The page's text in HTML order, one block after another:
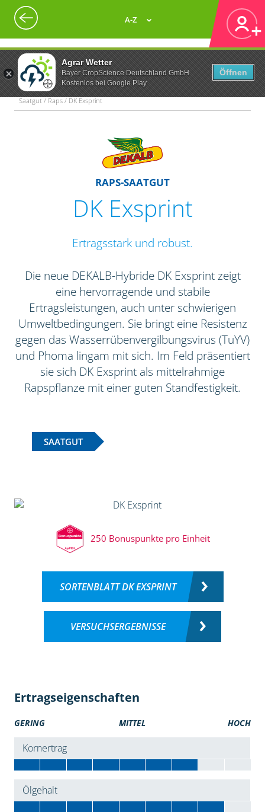
Agrar Wetter
Bayer CropScience Deutschland GmbH
Kostenlos bei Google Play
Öffnen
A-Z
Saatgut / Raps / DK Exsprint
RAPS-SAATGUT
DK Exsprint
Ertragsstark und robust.
Die neue DEKALB-Hybride DK Exsprint zeigt
eine hervorragende und stabile
Ertragsleistungen, auch unter schwierigen
Umweltbedingungen. Sie bringt eine Resistenz
gegen das Wasserrübenvergilbungsvirus (TuYV)
und Phoma lingam mit sich. Im Feld präsentiert
sie sich DK Exsprint als mittelrahmige
Rapspflanze mit einer guten Standfestigkeit.
SAATGUT
250 Bonuspunkte pro Einheit
SORTENBLATT DK EXSPRINT
VERSUCHSERGEBNISSE
Ertragseigenschaften
GERING MITTEL HOCH
Kornertrag
Ölgehalt